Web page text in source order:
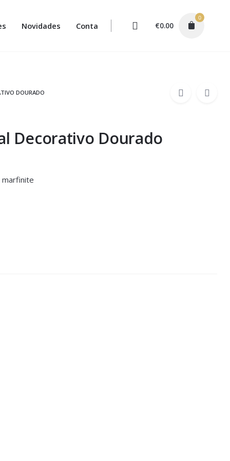
Novidades Conta €0.00
0
DOURADO
Decorativo Dourado
marfinite